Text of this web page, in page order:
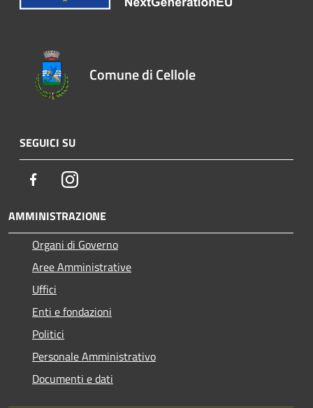
Comune di Cellole
SEGUICI SU
FacebookInstagram
AMMINISTRAZIONE
Organi di Governo
Aree Amministrative
Uffici
Enti e fondazioni
Politici
Personale Amministrativo
Documenti e dati